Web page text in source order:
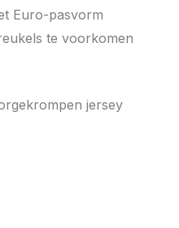
Euro-pasvorm
te voorkomen
jersey